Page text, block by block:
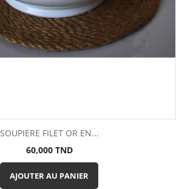
SOUPIERE FILET OR EN...
Prix
60,000 TND
AJOUTER AU PANIER